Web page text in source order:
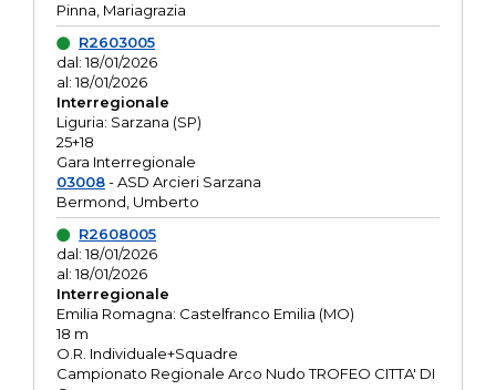
Pinna, Mariagrazia
R2603005
dal: 18/01/2026
al: 18/01/2026
Interregionale
Liguria: Sarzana (SP)
25+18
Gara Interregionale
03008- ASD Arcieri Sarzana
Bermond, Umberto
R2608005
dal: 18/01/2026
al: 18/01/2026
Interregionale
Emilia Romagna: Castelfranco Emilia (MO)
18 m
O.R. Individuale+Squadre
Campionato Regionale Arco Nudo TROFEO CITTA' DI